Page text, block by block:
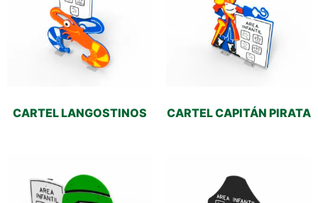
CARTEL LANGOSTINOS CARTEL CAPITÁN PIRATA